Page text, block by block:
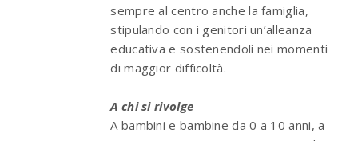
sempre al centro anche la famiglia,
stipulando con i genitori un’alleanza
educativa e sostenendoli nei momenti
di maggior difficoltà.
A chi si rivolge
A bambini e bambine da 0 a 10 anni, a